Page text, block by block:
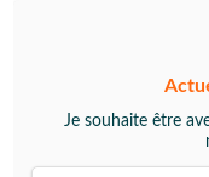
Je souhaite être